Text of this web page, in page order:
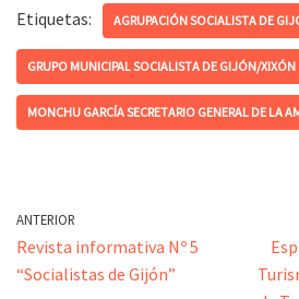
Etiquetas: AGRUPACIÓN SOCIALISTA DE
GRUPO MUNICIPAL SOCIALISTA DE GIJÓN/XIXÓN
MONCHU GARCÍA SECRETARIO GENERAL DE LA
ANTERIOR
Revista informativa Nº 5
“Socialistas de Gijón”